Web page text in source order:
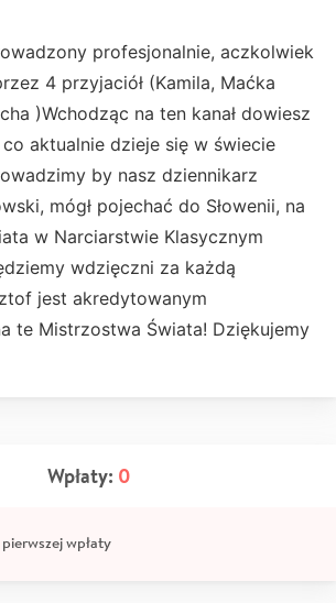
profesjonalnie, aczkolwiek
4 przyjaciół (Kamila, Maćka
)Wchodząc na ten kanał dowiesz
aktualnie dzieje się w świecie
by nasz dziennikarz
mógł pojechać do Słowenii, na
w Narciarstwie Klasycznym
wdzięczni za każdą
jest akredytowanym
te Mistrzostwa Świata! Dziękujemy
Wpłaty: 0
wpłaty